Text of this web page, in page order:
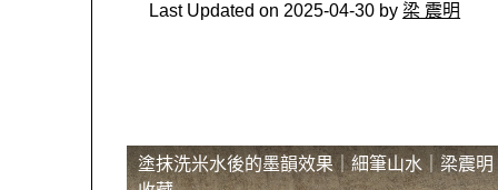
Last Updated on 2025-04-30 by 梁 震明
塗抹洗米水後的墨韻效果｜細筆山水｜梁震